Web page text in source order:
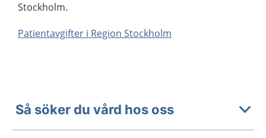
Stockholm.
Patientavgifter i Region Stockholm
Så söker du vård hos oss